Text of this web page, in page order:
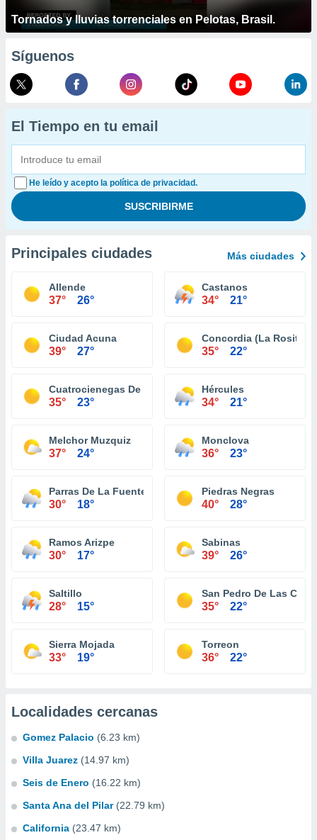
Tornados y lluvias torrenciales en Pelotas, Brasil.
Síguenos
El Tiempo en tu email
He leído y acepto la política de privacidad.
Principales ciudades Más ciudades
Allende
37° 26°
Castanos
34° 21°
Ciudad Acuna
39° 27°
Concordia (La Rosita)
35° 22°
Cuatrocienegas De Carranza
35° 23°
Hércules
34° 21°
Melchor Muzquiz
37° 24°
Monclova
36° 23°
Parras De La Fuente
30° 18°
Piedras Negras
40° 28°
Ramos Arizpe
30° 17°
Sabinas
39° 26°
Saltillo
28° 15°
San Pedro De Las
35° 22°
Sierra Mojada
33° 19°
Torreon
36° 22°
Localidades cercanas
Gomez Palacio (6.23 km)
Villa Juarez (14.97 km)
Seis de Enero (16.22 km)
Santa Ana del Pilar (22.79 km)
California (23.47 km)